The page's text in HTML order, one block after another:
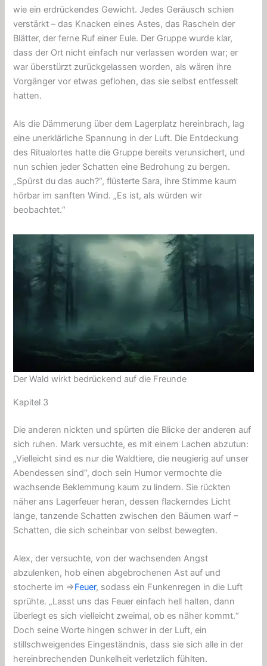
wie ein erdrückendes Gewicht. Jedes Geräusch schien
verstärkt – das Knacken eines Astes, das Rascheln der
Blätter, der ferne Ruf einer Eule. Der Gruppe wurde klar,
dass der Ort nicht einfach nur verlassen worden war; er
war überstürzt zurückgelassen worden, als wären ihre
Vorgänger vor etwas geflohen, das sie selbst entfesselt
hatten.
Als die Dämmerung über dem Lagerplatz hereinbrach, lag
eine unerklärliche Spannung in der Luft. Die Entdeckung
des Ritualortes hatte die Gruppe bereits verunsichert, und
nun schien jeder Schatten eine Bedrohung zu bergen.
„Spürst du das auch?“, flüsterte Sara, ihre Stimme kaum
hörbar im sanften Wind. „Es ist, als würden wir
beobachtet.“
Der Wald wirkt bedrückend auf die Freunde
Kapitel 3
Die anderen nickten und spürten die Blicke der anderen auf
sich ruhen. Mark versuchte, es mit einem Lachen abzutun:
„Vielleicht sind es nur die Waldtiere, die neugierig auf unser
Abendessen sind“, doch sein Humor vermochte die
wachsende Beklemmung kaum zu lindern. Sie rückten
näher ans Lagerfeuer heran, dessen flackerndes Licht
lange, tanzende Schatten zwischen den Bäumen warf –
Schatten, die sich scheinbar von selbst bewegten.
Alex, der versuchte, von der wachsenden Angst
abzulenken, hob einen abgebrochenen Ast auf und
stocherte im ⇒Feuer, sodass ein Funkenregen in die Luft
sprühte. „Lasst uns das Feuer einfach hell halten, dann
überlegt es sich vielleicht zweimal, ob es näher kommt.“
Doch seine Worte hingen schwer in der Luft, ein
stillschweigendes Eingeständnis, dass sie sich alle in der
hereinbrechenden Dunkelheit verletzlich fühlten.